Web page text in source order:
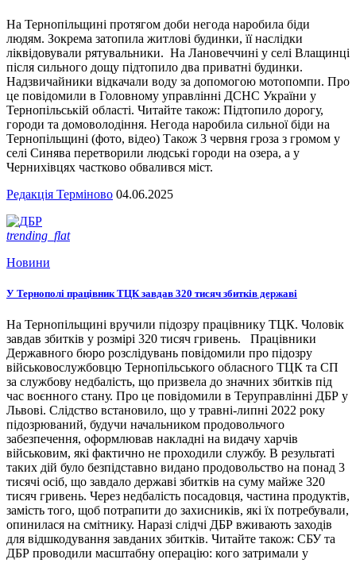
На Тернопільщині протягом доби негода наробила біди
людям. Зокрема затопила житлові будинки, її наслідки
ліквідовували рятувальники. На Лановеччині у селі Влащинці
після сильного дощу підтопило два приватні будинки.
Надзвичайники відкачали воду за допомогою мотопомпи. Про
це повідомили в Головному управлінні ДСНС України у
Тернопільській області. Читайте також: Підтопило дорогу,
городи та домоволодіння. Негода наробила сильної біди на
Тернопільщині (фото, відео) Також 3 червня гроза з громом у
селі Синява перетворили людські городи на озера, а у
Чернихівцях частково обвалився міст.
Редакція Терміново 04.06.2025
trending_flat
Новини
У Тернополі працівник ТЦК завдав 320 тисяч збитків державі
На Тернопільщині вручили підозру працівнику ТЦК. Чоловік
завдав збитків у розмірі 320 тисяч гривень. Працівники
Державного бюро розслідувань повідомили про підозру
військовослужбовцю Тернопільського обласного ТЦК та СП
за службову недбалість, що призвела до значних збитків під
час воєнного стану. Про це повідомили в Теруправлінні ДБР у
Львові. Слідство встановило, що у травні-липні 2022 року
підозрюваний, будучи начальником продовольчого
забезпечення, оформлював накладні на видачу харчів
військовим, які фактично не проходили службу. В результаті
таких дій було безпідставно видано продовольство на понад 3
тисячі осіб, що завдало державі збитків на суму майже 320
тисяч гривень. Через недбалість посадовця, частина продуктів,
замість того, щоб потрапити до захисників, які їх потребували,
опинилася на смітнику. Наразі слідчі ДБР вживають заходів
для відшкодування завданих збитків. Читайте також: СБУ та
ДБР проводили масштабну операцію: кого затримали у